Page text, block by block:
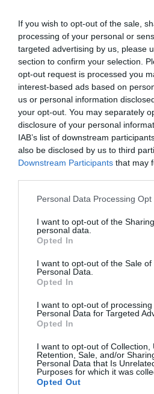
If you wish to opt-out of the sale,
processing of your personal or
targeted advertising by us, please
section to confirm your selection.
opt-out request is processed you
interest-based ads based on
us or personal information
your opt-out. You may separately
disclosure of your personal
IAB’s list of downstream
also be disclosed by us to third
Downstream Participants that may
Please note that this website/app
not limited to your visit or usage
grant or deny consent to Google
use your data for below specified
consent section.
Personal Data Processing Opt
I want to opt-out of the
personal data.
Opted In
I want to opt-out of the Sale of
Personal Data.
Opted In
I want to opt-out of processing
Personal Data for Targeted
Opted In
I want to opt-out of Collection,
Retention, Sale, and/or
Personal Data that Is
Purposes for which it was
Opted Out
PRONEWS.GR /PROVOCATEUR
Αυτός είναι ο
φεύγει από την Ένωση
«μετακομίζει» στην
Τσίπρα
PRONEWS.GR /PROVOCATEUR
Αδιανόητο: Εκχωρούν
χώρας στον Τούρκο